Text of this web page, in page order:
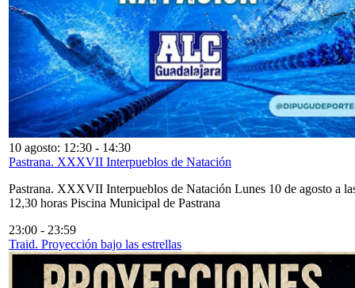
10 agosto: 12:30 - 14:30
Pastrana. XXXVII Interpueblos de Natación
Pastrana. XXXVII Interpueblos de Natación Lunes 10 de agosto a
12,30 horas Piscina Municipal de Pastrana
23:00 - 23:59
Traid. Proyección bajo las estrellas